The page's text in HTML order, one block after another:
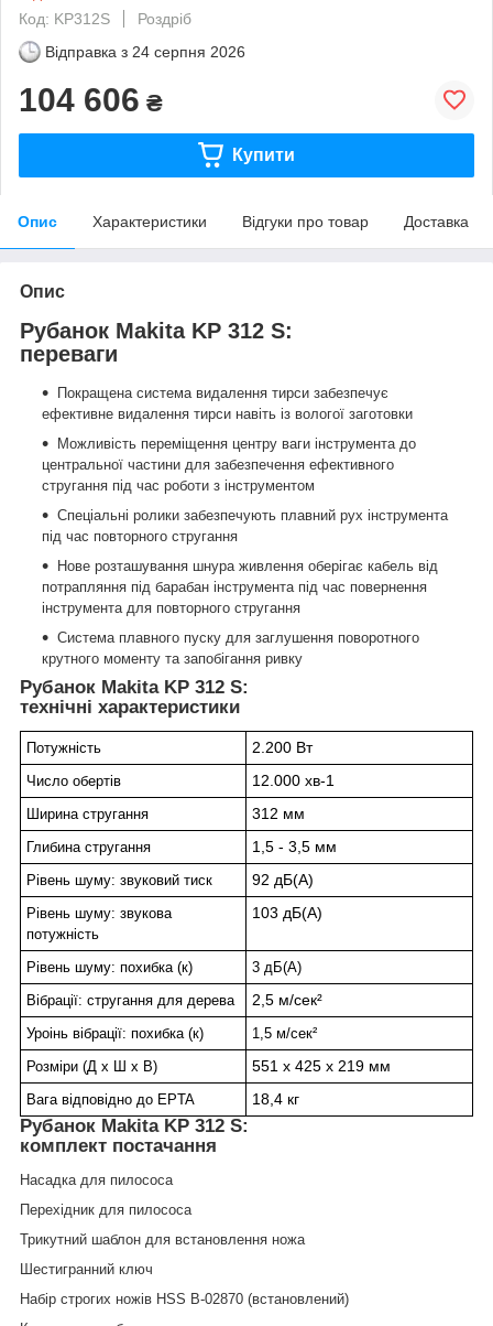
Код: KP312S
Роздріб
Відправка з 24 серпня 2026
104 606 ₴
Купити
Опис Характеристики Відгуки про товар Доставка
Опис
Рубанок Makita KP 312 S:
переваги
Покращена система видалення тирси забезпечує
ефективне видалення тирси навіть із вологої заготовки
Можливість переміщення центру ваги інструмента до
центральної частини для забезпечення ефективного
стругання під час роботи з інструментом
Спеціальні ролики забезпечують плавний рух інструмента
під час повторного стругання
Нове розташування шнура живлення оберігає кабель від
потрапляння під барабан інструмента під час повернення
інструмента для повторного стругання
Система плавного пуску для заглушення поворотного
крутного моменту та запобігання ривку
Рубанок Makita KP 312 S:
технічні характеристики
Потужність 2.200 Вт
Число обертів 12.000 хв-1
Ширина стругання 312 мм
Глибина стругання 1,5 - 3,5 мм
Рівень шуму: звуковий тиск 92 дБ(А)
Рівень шуму: звукова
потужність
103 дБ(А)
Рівень шуму: похибка (к)
3 дБ(А)
Вібрації: стругання для дерева
2,5 м/сек²
Уроінь вібрації: похибка (к)
1,5 м/сек²
Розміри (Д х Ш х В)
551 x 425 x 219 мм
Вага відповідно до EPTA 18,4 кг
Рубанок Makita KP 312 S:
комплект постачання
Насадка для пилососа
Перехідник для пилососа
Трикутний шаблон для встановлення ножа
Шестигранний ключ
Набір строгих ножів HSS B-02870 (встановлений)